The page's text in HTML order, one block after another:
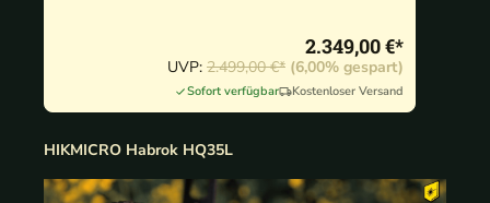
2.349,00 €*
UVP: 2.499,00 €* (6,00% gespart)
Sofort verfügbar Kostenloser Versand
HIKMICRO Habrok HQ35L